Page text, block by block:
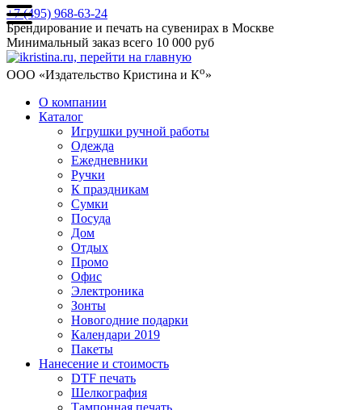
+7 (495) 968-63-24
Брендирование и печать на сувенирах в Москве
Минимальный заказ всего 10 000 руб
ООО «Издательство Кристина и Ко»
О компании
Каталог
Игрушки ручной работы
Одежда
Ежедневники
Ручки
К праздникам
Сумки
Посуда
Дом
Отдых
Промо
Офис
Электроника
Зонты
Новогодние подарки
Календари 2019
Пакеты
Нанесение и стоимость
DTF печать
Шелкография